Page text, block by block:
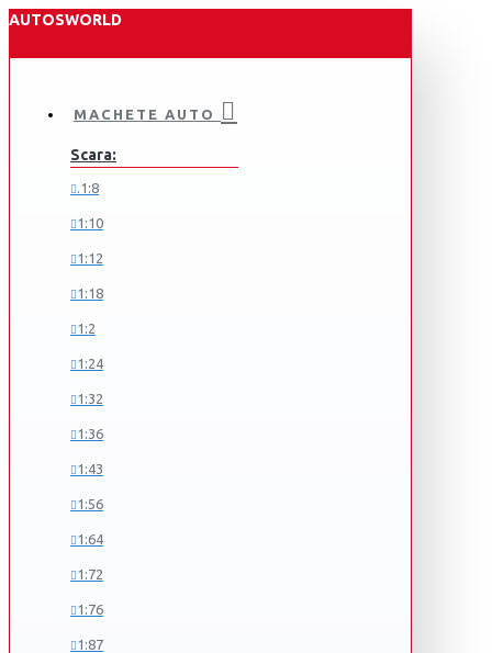
AUTOSWORLD
MACHETE AUTO
Scara:
.1:8
1:10
1:12
1:18
1:2
1:24
1:32
1:36
1:43
1:56
1:64
1:72
1:76
1:87